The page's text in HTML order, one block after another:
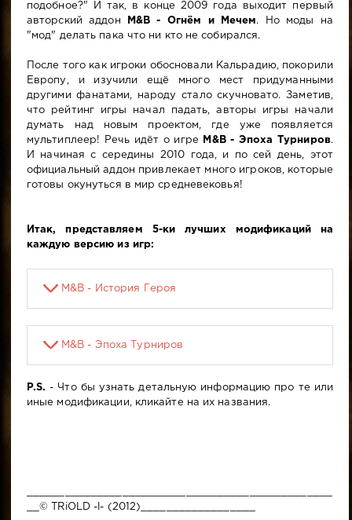
подобное?" И так, в конце 2009 года выходит первый
авторский аддон
M&B - Огнём и Мечем. Но моды на
"мод" делать пака что ни кто не собирался.
После того как игроки обосновали Кальрадию, покорили
Европу, и изучили ещё много мест придуманными
другими фанатами, народу стало скучновато. Заметив,
что рейтинг игры начал падать, авторы игры начали
думать над новым проектом, где уже появляется
мультиплеер! Речь идёт о игре
M&B - Эпоха Турниров.
И начиная с середины 2010 года, и по сей день, этот
официальный аддон привлекает много игроков, которые
готовы окунуться в мир средневековья!
Итак, представляем 5-ки лучших модификаций на
каждую версию из игр:
M&B - История Героя
M&B - Эпоха Турниров
P.S. - Что бы узнать детальную информацию про те или
иные модификации, кликайте на их названия.
__© TRiOLD -l- (2012)__________________